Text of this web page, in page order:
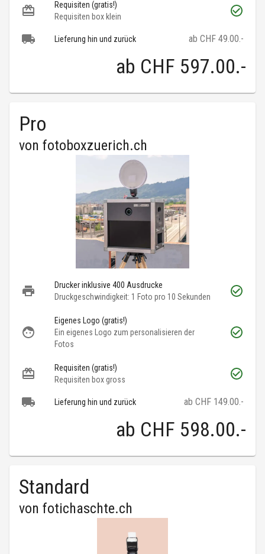
Requisiten (gratis!)
Requisiten box klein
Lieferung hin und zurück ab CHF 49.00.-
ab CHF 597.00.-
Pro
von fotoboxzuerich.ch
Drucker inklusive 400 Ausdrucke
Druckgeschwindigkeit: 1 Foto pro 10 Sekunden
Eigenes Logo (gratis!)
Ein eigenes Logo zum personalisieren der
Fotos
Requisiten (gratis!)
Requisiten box gross
Lieferung hin und zurück ab CHF 149.00.-
ab CHF 598.00.-
Standard
von fotichaschte.ch